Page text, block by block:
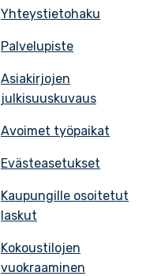
Yhteystietohaku
Palvelupiste
Asiakirjojen
julkisuuskuvaus
Avoimet työpaikat
Evästeasetukset
Kaupungille osoitetut
laskut
Kokoustilojen
vuokraaminen